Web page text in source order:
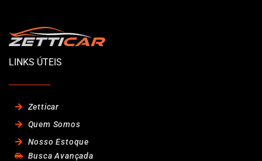
LINKS ÚTEIS
Zetticar
Quem Somos
Nosso Estoque
Busca Avançada